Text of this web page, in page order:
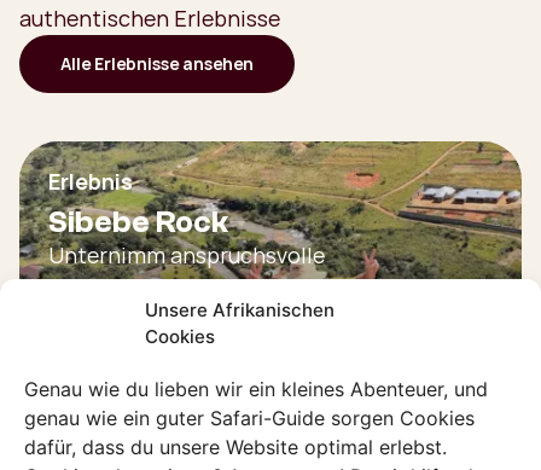
Unsere Afrikanischen
Cookies
Genau wie du lieben wir ein kleines Abenteuer, und
genau wie ein guter Safari-Guide sorgen Cookies
dafür, dass du unsere Website optimal erlebst.
authentischen Erlebnisse
Alle Erlebnisse ansehen
Erlebnis
Sibebe Rock
Unternimm anspruchsvolle
Wanderungen oder spaziere entspannt
rund um diesen riesigen Granitbuckel.
Entdecke dieses Erlebnis